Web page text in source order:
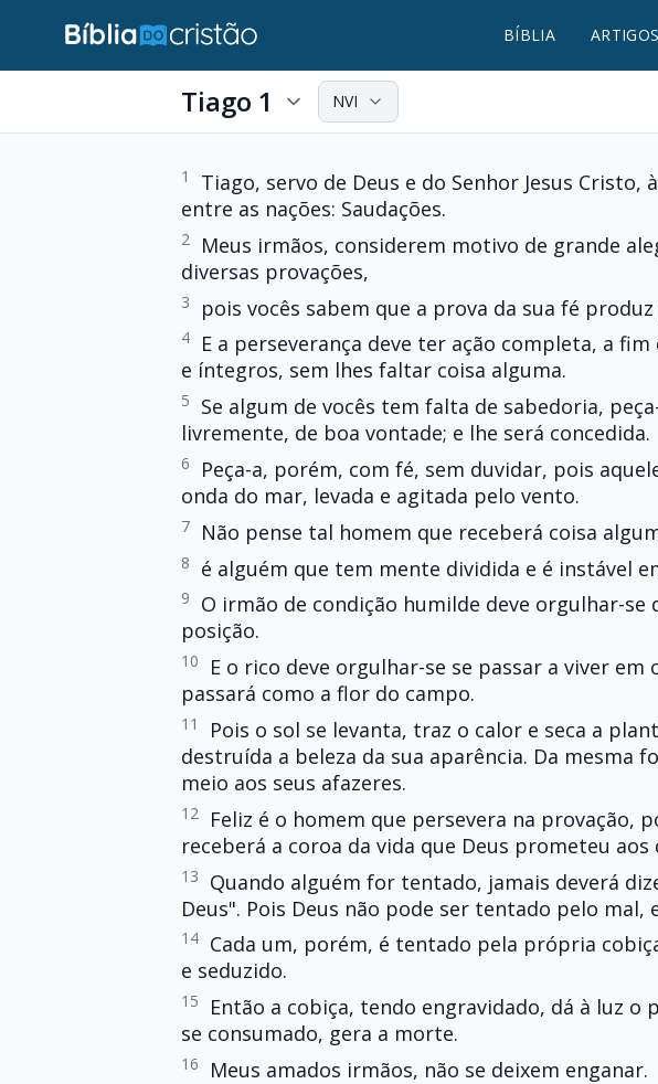
BÍBLIA ARTIGOS
Tiago 1 NVI
1
Tiago, servo de Deus e do Senhor Jesus Cristo,
entre as nações: Saudações.
2
Meus irmãos, considerem motivo de grande
diversas provações,
3 pois vocês sabem que a prova da sua fé
4
E a perseverança deve ter ação completa, a
e íntegros, sem lhes faltar coisa alguma.
5
Se algum de vocês tem falta de sabedoria,
livremente, de boa vontade; e lhe será concedida.
6
Peça-a, porém, com fé, sem duvidar, pois
onda do mar, levada e agitada pelo vento.
7 Não pense tal homem que receberá coisa
8 é alguém que tem mente dividida e é instável
9
O irmão de condição humilde deve orgulhar-se
posição.
10
E o rico deve orgulhar-se se passar a viver
passará como a flor do campo.
11
Pois o sol se levanta, traz o calor e seca a
destruída a beleza da sua aparência. Da mesma
meio aos seus afazeres.
12
Feliz é o homem que persevera na provação,
receberá a coroa da vida que Deus prometeu aos
13
Quando alguém for tentado, jamais deverá
Deus". Pois Deus não pode ser tentado pelo mal,
14 Cada um, porém, é tentado pela própria
e seduzido.
15
Então a cobiça, tendo engravidado, dá à luz o
se consumado, gera a morte.
16 Meus amados irmãos, não se deixem enganar.